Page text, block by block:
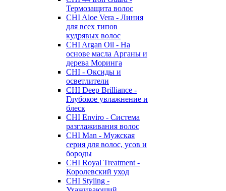
Термозащита волос
CHI Aloe Vera - Линия
для всех типов
кудрявых волос
CHI Argan Oil - На
основе масла Арганы и
дерева Моринга
CHI - Оксиды и
осветлители
CHI Deep Brilliance -
Глубокое увлажнение и
блеск
CHI Enviro - Система
разглаживания волос
CHI Man - Мужская
серия для волос, усов и
бороды
CHI Royal Treatment -
Королевский уход
CHI Styling -